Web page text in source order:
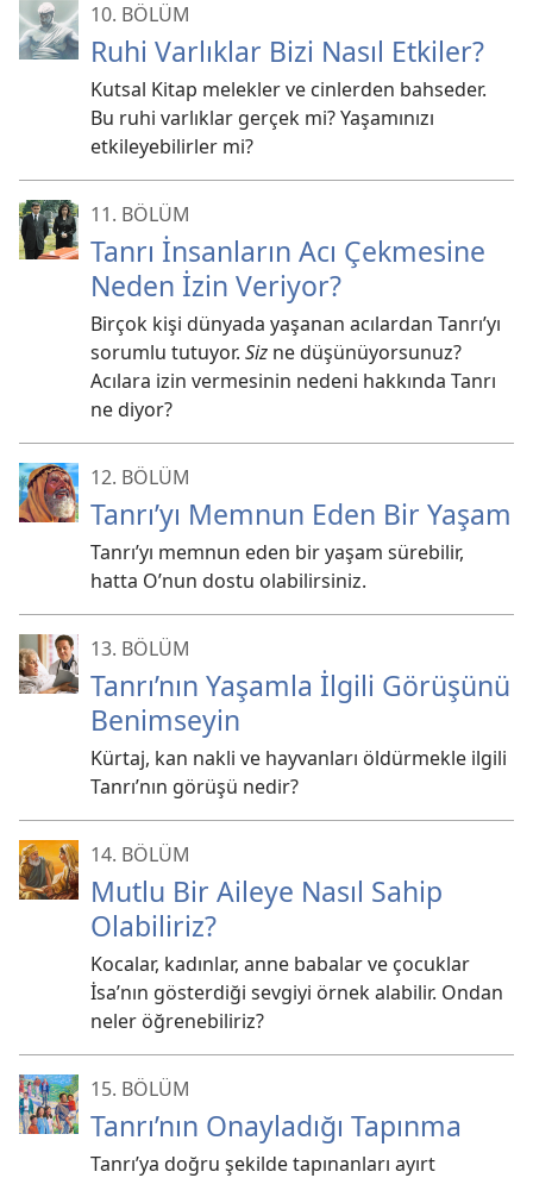
10. BÖLÜM
Ruhi Varlıklar Bizi Nasıl Etkiler?
Kutsal Kitap melekler ve cinlerden bahseder.
Bu ruhi varlıklar gerçek mi? Yaşamınızı
etkileyebilirler mi?
11. BÖLÜM
Tanrı İnsanların Acı Çekmesine
Neden İzin Veriyor?
Birçok kişi dünyada yaşanan acılardan Tanrı’yı
sorumlu tutuyor. Siz ne düşünüyorsunuz?
Acılara izin vermesinin nedeni hakkında Tanrı
ne diyor?
12. BÖLÜM
Tanrı’yı Memnun Eden Bir Yaşam
Tanrı’yı memnun eden bir yaşam sürebilir,
hatta O’nun dostu olabilirsiniz.
13. BÖLÜM
Tanrı’nın Yaşamla İlgili Görüşünü
Benimseyin
Kürtaj, kan nakli ve hayvanları öldürmekle ilgili
Tanrı’nın görüşü nedir?
14. BÖLÜM
Mutlu Bir Aileye Nasıl Sahip
Olabiliriz?
Kocalar, kadınlar, anne babalar ve çocuklar
İsa’nın gösterdiği sevgiyi örnek alabilir. Ondan
neler öğrenebiliriz?
15. BÖLÜM
Tanrı’nın Onayladığı Tapınma
Tanrı’ya doğru şekilde tapınanları ayırt